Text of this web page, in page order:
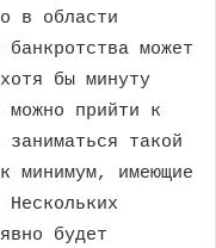
в области
может
бы минуту
прийти к
такой
минимум, имеющие
будет